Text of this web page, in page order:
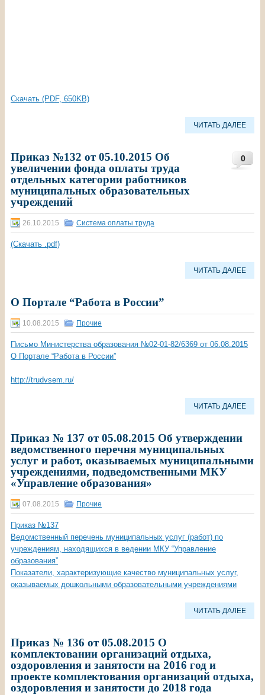
Скачать (PDF, 650KB)
ЧИТАТЬ ДАЛЕЕ
0
Приказ №132 от 05.10.2015 Об
увеличении фонда оплаты труда
отдельных категории работников
муниципальных образовательных
учреждений
26.10.2015 Система оплаты труда
(Скачать .pdf)
ЧИТАТЬ ДАЛЕЕ
О Портале “Работа в России”
10.08.2015 Прочие
Письмо Министерства образования №02-01-82/6369 от 06.08.2015
О Портале “Работа в России”
http://trudvsem.ru/
ЧИТАТЬ ДАЛЕЕ
Приказ № 137 от 05.08.2015 Об утверждении
ведомственного перечня муниципальных
услуг и работ, оказываемых муниципальными
учреждениями, подведомственными МКУ
«Управление образования»
07.08.2015 Прочие
Приказ №137
Ведомственный перечень муниципальных услуг (работ) по
учреждениям, находящихся в ведении МКУ “Управление
образования”
Показатели, характеризующие качество муниципальных услуг,
оказываемых дошкольными образовательными учреждениями
ЧИТАТЬ ДАЛЕЕ
Приказ № 136 от 05.08.2015 О
комплектовании организаций отдыха,
оздоровления и занятости на 2016 год и
проекте комплектования организаций отдыха,
оздоровления и занятости до 2018 года